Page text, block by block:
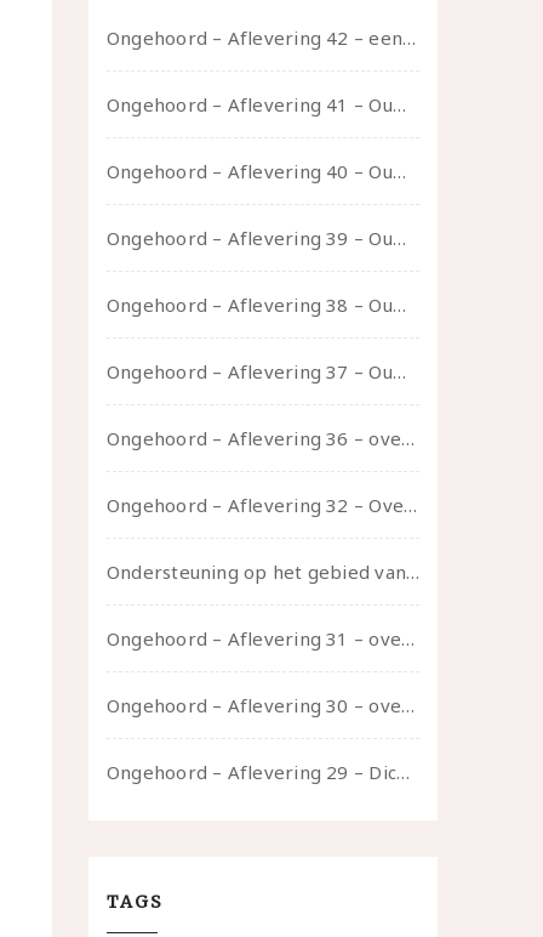
Ongehoord – Aflevering 42 – een gesprek met marijn over seksueel opbloeien, het ouderschap uitvinden en verschillende leeftijden in je mee dragen
Ongehoord – Aflevering 41 – Ouwelui, een gesprek met Marcelle over polyamorie op latere leeftijd, (mantel)zorg voor je partners en seksueel plezier.
Ongehoord – Aflevering 40 – Ouwelui, een gesprek met Sadie Lune over vormende relaties en de geschiedenis van de queer pornobeweging
Ongehoord – Aflevering 39 – Ouwelui, een gesprek met Pepijn en Ivo over hun regenbooggezin, eigenzinnig ouder worden en Cruise Control
Ongehoord – Aflevering 38 – Ouwelui, een gesprek met vreer over behoefte aan geborgenheid en het behouden van je idealen
Ongehoord – Aflevering 37 – Ouwelui, een gesprek met non over seksualiteit, transitie en ageism
Ongehoord – Aflevering 36 – over transformative justice – in gesprek met Ella en carson
Ongehoord – Aflevering 32 – Over autisme en seksualiteit – in gesprek met Roos Reijbroek
Ondersteuning op het gebied van consent en seksualiteit
Ongehoord – Aflevering 31 – over seks, professioneel en persoonlijk, een gesprek met Marije
Ongehoord – Aflevering 30 – over vertragen, consent en negatieve gevoelens met Meg-John Barker
Ongehoord – Aflevering 29 – Dicht op de Huid: Anita
TAGS